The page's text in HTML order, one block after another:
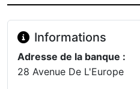
Informations
Adresse de la banque :
28 Avenue De L'Europe